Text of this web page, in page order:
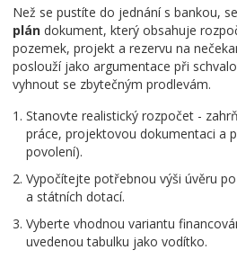
Než se pustíte do jednání s bankou,
plán dokument, který obsahuje
pozemek, projekt a rezervu na
poslouží jako argumentace při
vyhnout se zbytečným prodlevám.
Stanovte realistický rozpočet -
práce, projektovou dokumentaci a
povolení).
Vypočítejte potřebnou výši úvěru
a státních dotací.
Vyberte vhodnou variantu
uvedenou tabulku jako vodítko.